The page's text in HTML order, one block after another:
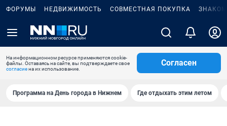
ФОРУМЫ НЕДВИЖИМОСТЬ СОВМЕСТНАЯ ПОКУПКА
На информационном ресурсе применяются cookie-
файлы. Оставаясь на сайте, вы подтверждаете свое
согласиена их использование.
Согласен
Программа на День города в Нижнем Где отдыхать этим летом